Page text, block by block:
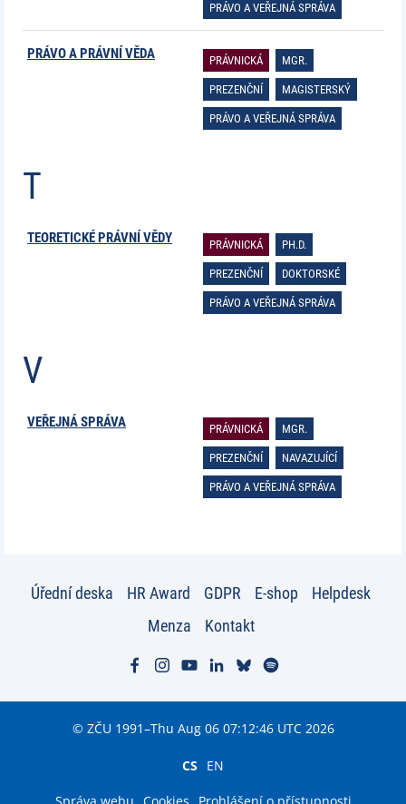
PRÁVO A VEŘEJNÁ SPRÁVA
PRÁVO A PRÁVNÍ VĚDA PRÁVNICKÁ MGR.
PREZENČNÍ MAGISTERSKÝ
PRÁVO A VEŘEJNÁ SPRÁVA
T
TEORETICKÉ PRÁVNÍ VĚDY PRÁVNICKÁ PH.D.
PREZENČNÍ DOKTORSKÉ
PRÁVO A VEŘEJNÁ SPRÁVA
V
VEŘEJNÁ SPRÁVA PRÁVNICKÁ MGR.
PREZENČNÍ NAVAZUJÍCÍ
PRÁVO A VEŘEJNÁ SPRÁVA
Úřední deska HR Award GDPR E-shop
Helpdesk
Menza
Kontakt
© ZČU 1991–Thu Aug 06 07:12:46 UTC 2026
CS EN